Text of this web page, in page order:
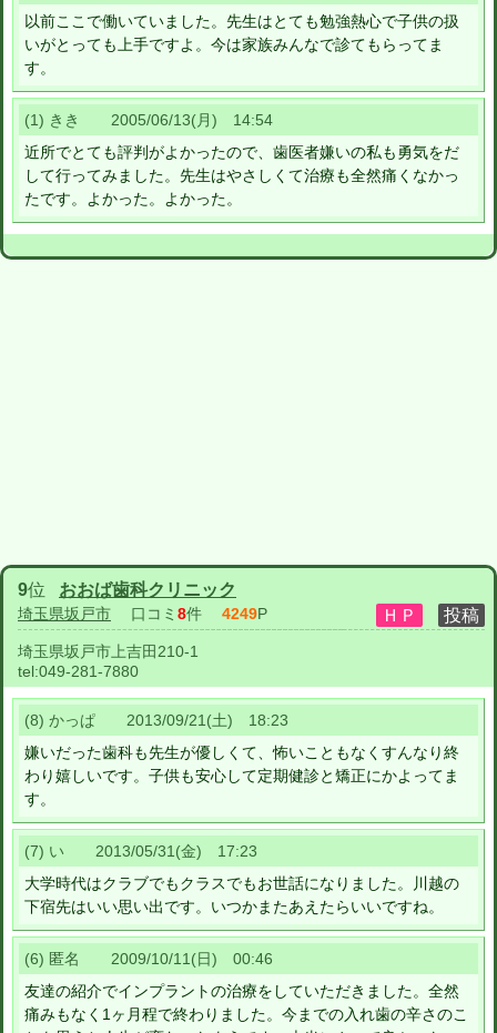
以前ここで働いていました。先生はとても勉強熱心で子供の扱
いがとっても上手ですよ。今は家族みんなで診てもらってま
す。
(1) きき 2005/06/13(月) 14:54
近所でとても評判がよかったので、歯医者嫌いの私も勇気をだ
して行ってみました。先生はやさしくて治療も全然痛くなかっ
たです。よかった。よかった。
9位 おおば歯科クリニック
埼玉県坂戸市 口コミ 8件 4249P
埼玉県坂戸市上吉田210-1
tel:049-281-7880
(8) かっぱ 2013/09/21(土) 18:23
嫌いだった歯科も先生が優しくて、怖いこともなくすんなり終
わり嬉しいです。子供も安心して定期健診と矯正にかよってま
す。
(7) い 2013/05/31(金) 17:23
大学時代はクラブでもクラスでもお世話になりました。川越の
下宿先はいい思い出です。いつかまたあえたらいいですね。
(6) 匿名 2009/10/11(日) 00:46
友達の紹介でインプラントの治療をしていただきました。全然
痛みもなく1ヶ月程で終わりました。今までの入れ歯の辛さのこ